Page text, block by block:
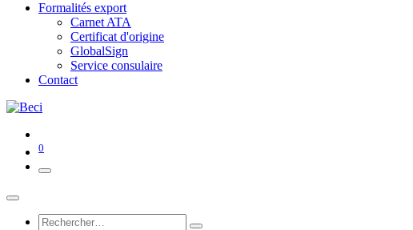
Formalités export
Carnet ATA
Certificat d'origine
GlobalSign
Service consulaire
Contact
0